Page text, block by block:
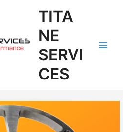
TITA
NE
SERVI
CES